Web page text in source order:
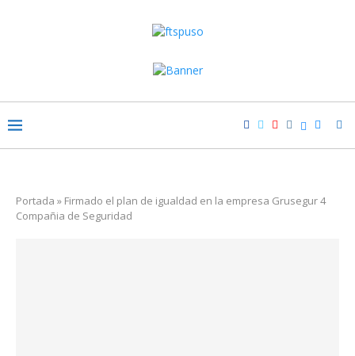
Portada » Firmado el plan de igualdad en la empresa Grusegur 4
Compañia de Seguridad